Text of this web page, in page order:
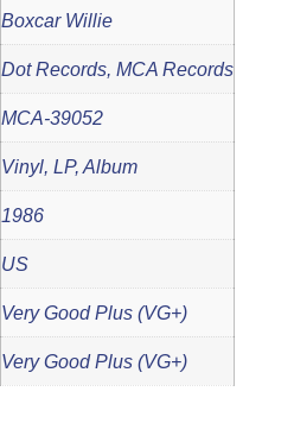
Boxcar Willie
Dot Records, MCA Records
MCA-39052
Vinyl, LP, Album
1986
US
Very Good Plus (VG+)
Very Good Plus (VG+)